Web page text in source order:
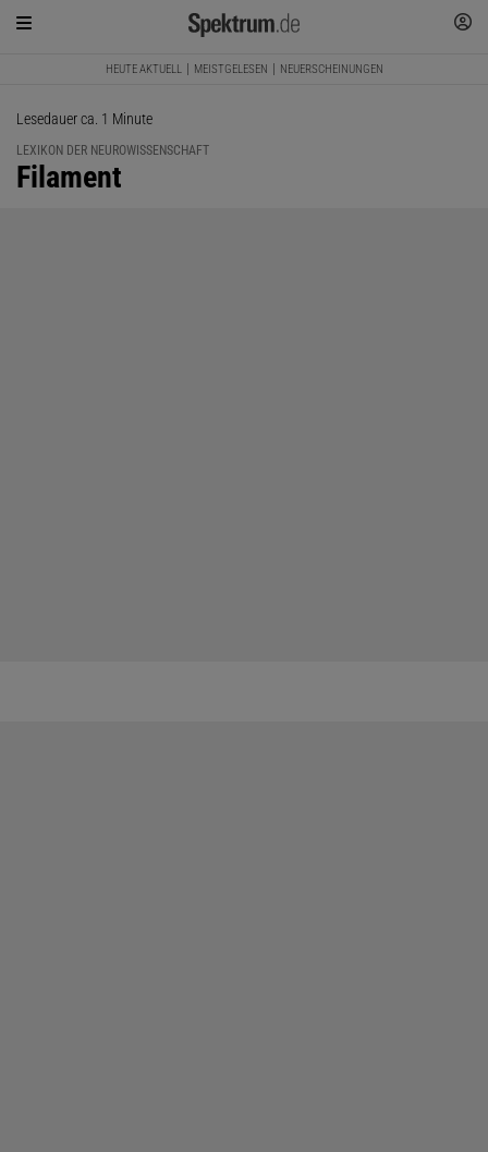
HEUTE AKTUELL MEISTGELESEN NEUERSCHEINUNGEN
Lesedauer ca. 1 Minute
LEXIKON DER NEUROWISSENSCHAFT
:
Filament